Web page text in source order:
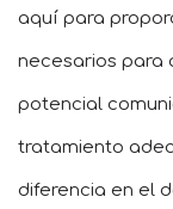
aquí para
necesarios para
potencial
tratamiento
diferencia en el